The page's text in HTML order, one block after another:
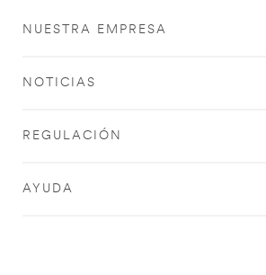
tiality
NUESTRA EMPRESA
NOTICIAS
REGULACIÓN
AYUDA